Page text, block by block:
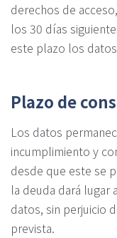
derechos de
los 30 días
este plazo los
Plazo de
Los datos
incumplimiento y
desde que este se
la deuda dará lugar
datos, sin perjuicio
prevista.